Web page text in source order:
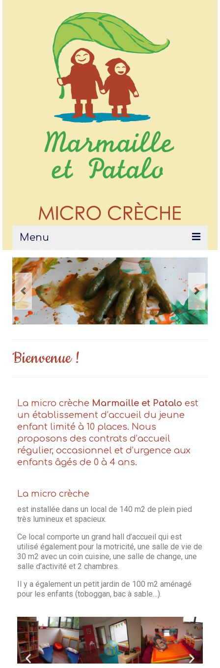
Menu
Bienvenue !
Visite en images
Notre projet pédagogique
L’équipe
Bienvenue !
La micro crèche Marmaille et Patalo est
un établissement d’accueil du jeune
enfant limité à 10 places. Nous
proposons des contrats d’accueil
régulier, occasionnel et d’urgence aux
enfants âgés de 0 à 4 ans.
La micro crèche
est installée dans un local de 140 m2 de plein pied
très lumineux et spacieux.
Ce local comporte un grand hall d’accueil qui est
utilisé également pour la motricité, une salle de vie de
30 m2 avec un coin cuisine, une salle de change, une
salle d’activité et 2 chambres.
Il y a également un petit jardin de 100 m2 aménagé
pour les enfants (toboggan, bac à sable…).